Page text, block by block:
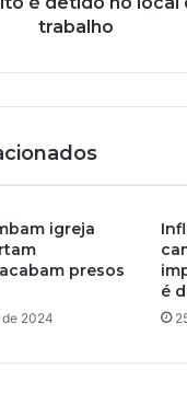
trabalho
igreja
presos
de 2024
é